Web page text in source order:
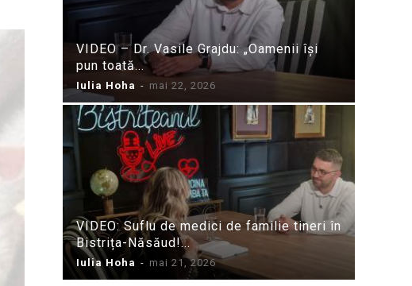
VIDEO – Dr. Vasile Grajdu: „Oamenii își
pun toată...
Iulia Hoha - mai 22, 2026
VIDEO: Suflu de medici de familie tineri în
Bistrița-Năsăud!...
Iulia Hoha - mai 21, 2026